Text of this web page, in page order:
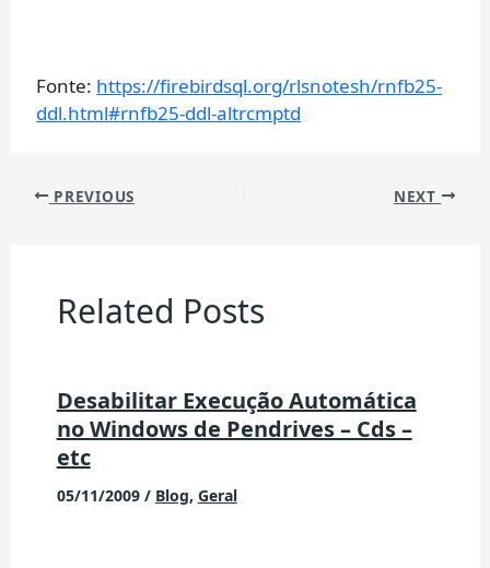
Fonte: https://firebirdsql.org/rlsnotesh/rnfb25-
ddl.html#rnfb25-ddl-altrcmptd
PREVIOUS NEXT
Related Posts
Desabilitar Execução Automática
no Windows de Pendrives – Cds –
etc
05/11/2009 / Blog, Geral